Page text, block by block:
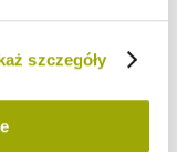
szczegóły